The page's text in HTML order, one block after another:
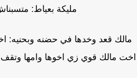
مليكة بعياط: متسبناش
قعد وخدها في حضنه وبحنيه: اخت
مالك قوي زي اخوها وامها وتقف